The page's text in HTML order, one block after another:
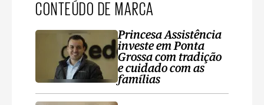
CONTEÚDO DE MARCA
Princesa Assistência
investe em Ponta
Grossa com tradição
e cuidado com as
famílias